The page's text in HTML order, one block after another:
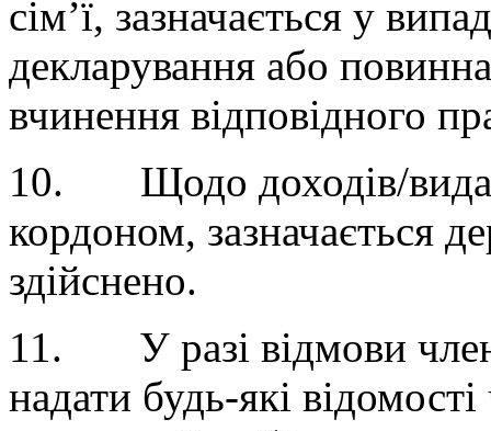
сім’ї, зазначається у
декларування або
вчинення відповідного
10. Щодо доходів/
кордоном, зазначається
здійснено.
11. У разі відмови члена
надати будь-які